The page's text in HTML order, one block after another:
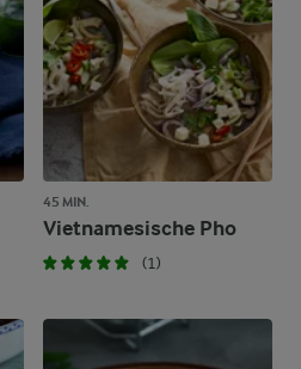
45 MIN.
Vietnamesische Pho
(1)